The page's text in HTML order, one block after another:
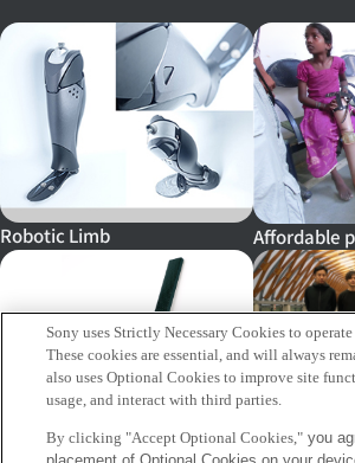
Robotic Limb Affordable
OTOTAKE
Sony uses Strictly Necessary Cookies to
These cookies are essential, and will always
also uses Optional Cookies to improve site
usage, and interact with third parties.
By clicking "Accept Optional Cookies,"you